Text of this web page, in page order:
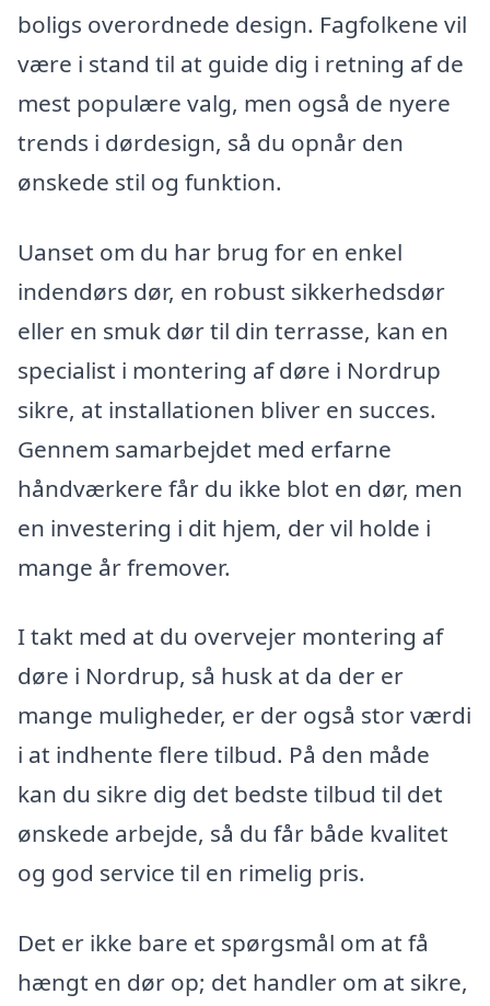
boligs overordnede design. Fagfolkene vil
være i stand til at guide dig i retning af de
mest populære valg, men også de nyere
trends i dørdesign, så du opnår den
ønskede stil og funktion.
Uanset om du har brug for en enkel
indendørs dør, en robust sikkerhedsdør
eller en smuk dør til din terrasse, kan en
specialist i montering af døre i Nordrup
sikre, at installationen bliver en succes.
Gennem samarbejdet med erfarne
håndværkere får du ikke blot en dør, men
en investering i dit hjem, der vil holde i
mange år fremover.
I takt med at du overvejer montering af
døre i Nordrup, så husk at da der er
mange muligheder, er der også stor værdi
i at indhente flere tilbud. På den måde
kan du sikre dig det bedste tilbud til det
ønskede arbejde, så du får både kvalitet
og god service til en rimelig pris.
Det er ikke bare et spørgsmål om at få
hængt en dør op; det handler om at sikre,